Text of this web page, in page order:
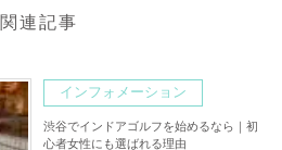
関連記事
インフォメーション
渋谷でインドアゴルフを始めるなら｜初
心者女性にも選ばれる理由